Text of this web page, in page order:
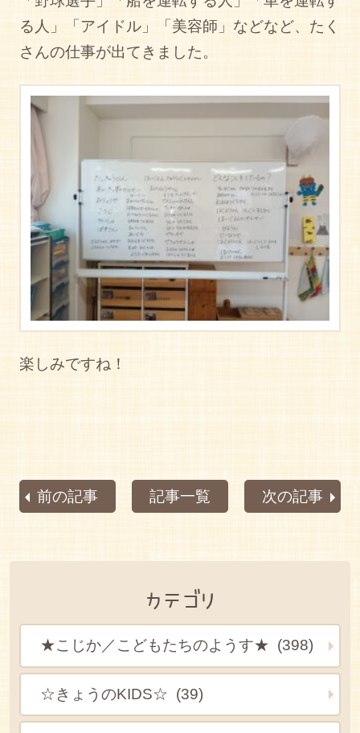
る人」「アイドル」「美容師」などなど、たく
さんの仕事が出てきました。
楽しみですね！
前の記事 記事一覧 次の記事
カテゴリ
★こじか／こどもたちのようす★ (398)
☆きょうのKIDS☆ (39)